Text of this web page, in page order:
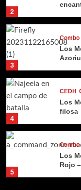
2
3
Combo
Los
4
CEDH
Los
filosa
5
Combo
Los
Rojo